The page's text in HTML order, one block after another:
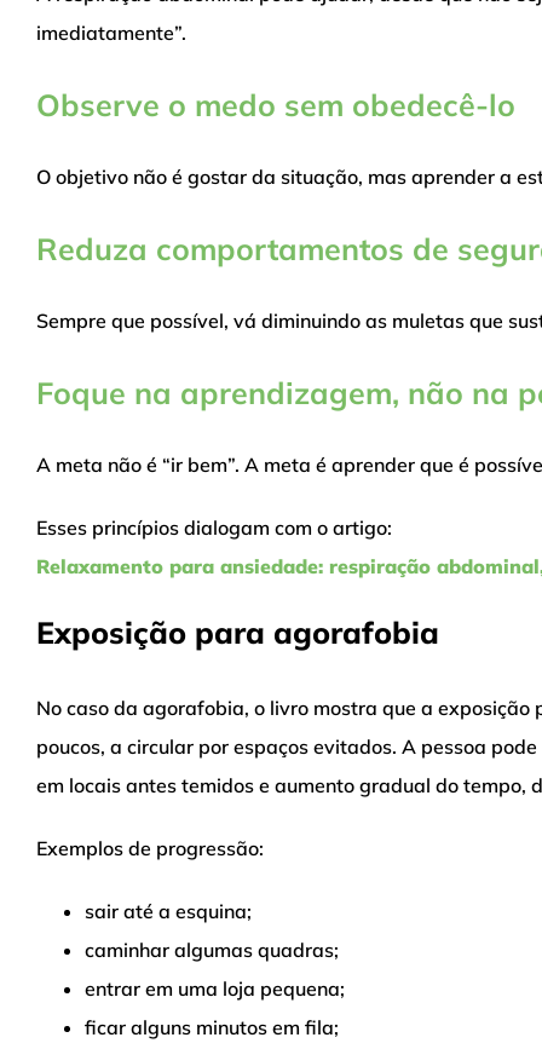
imediatamente”.
Observe o medo sem obedecê-lo
O objetivo não é gostar da situação, mas aprender a
Reduza comportamentos de
Sempre que possível, vá diminuindo as muletas que
Foque na aprendizagem, não na
A meta não é “ir bem”. A meta é aprender que é
Esses princípios dialogam com o artigo:
Relaxamento para ansiedade: respiração
Exposição para agorafobia
No caso da agorafobia, o livro mostra que a
poucos, a circular por espaços evitados. A pessoa
em locais antes temidos e aumento gradual do tempo,
Exemplos de progressão:
sair até a esquina;
caminhar algumas quadras;
entrar em uma loja pequena;
ficar alguns minutos em fila;